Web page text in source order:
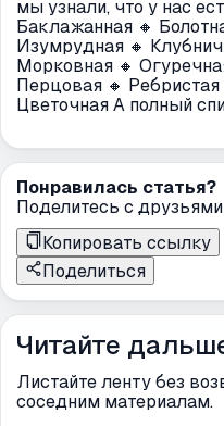
мы узнали, что у нас
Баклажанная 🔸
Изумрудная 🔸
Морковная 🔸
Перцовая 🔸 Ребристая
Цветочная А полный
Понравилась статья?
Поделитесь с
Копировать ссылку
Поделиться
Читайте
Листайте ленту без
соседним материалам.